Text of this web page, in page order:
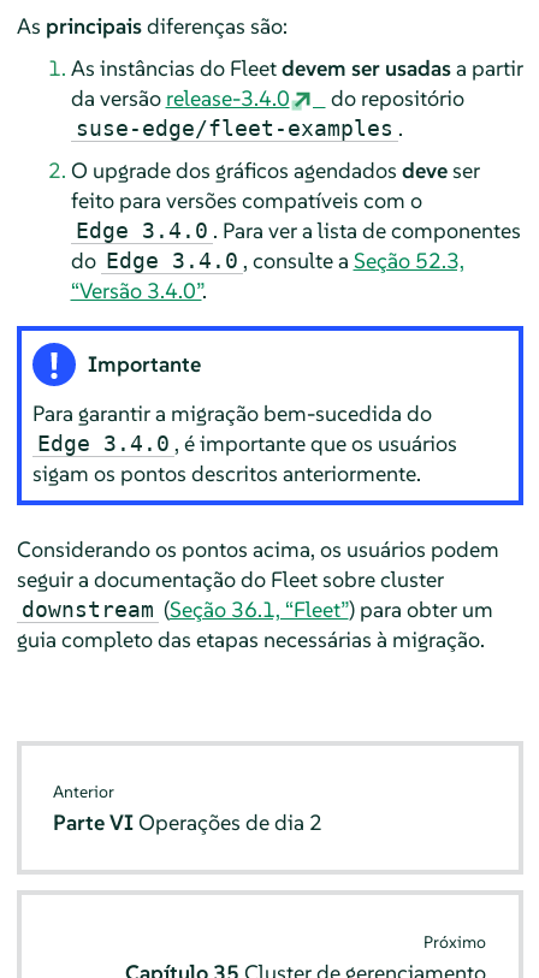
As principaisdiferenças são:
As instâncias do Fleetdevem ser usadasa partir
da versão release-3.4.0 do repositório
suse-edge/fleet-examples .
O upgrade dos gráficos agendados deveser
feito para versões compatíveis com o
Edge 3.4.0 . Para ver a lista de componentes
do Edge 3.4.0 , consulte a Seção 52.3,
“Versão 3.4.0”.
Importante
Para garantir a migração bem-sucedida do
Edge 3.4.0 , é importante que os usuários
sigam os pontos descritos anteriormente.
Considerando os pontos acima, os usuários podem
seguir a documentação do Fleet sobre cluster
downstream (Seção 36.1, “Fleet”) para obter um
guia completo das etapas necessárias à migração.
Anterior
Parte VIOperações de dia 2
Próximo